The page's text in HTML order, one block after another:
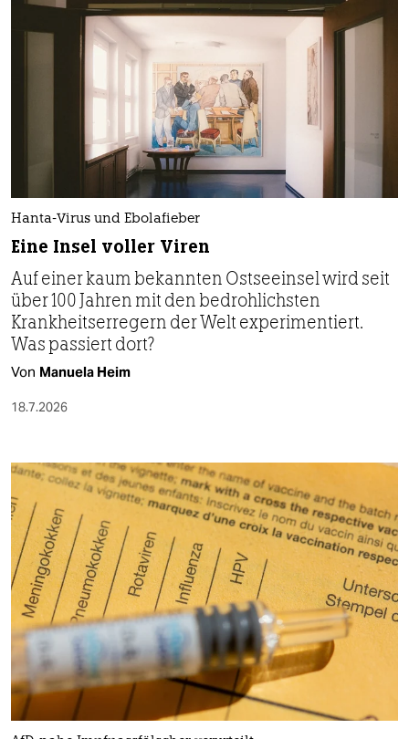
Hanta-Virus und Ebolafieber
Eine Insel voller Viren
Auf einer kaum bekannten Ostseeinsel wird seit
über 100 Jahren mit den bedrohlichsten
Krankheitserregern der Welt experimentiert.
Was passiert dort?
Von Manuela Heim
18.7.2026